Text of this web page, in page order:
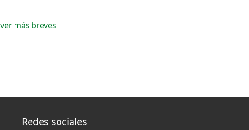
ver más breves
Redes sociales